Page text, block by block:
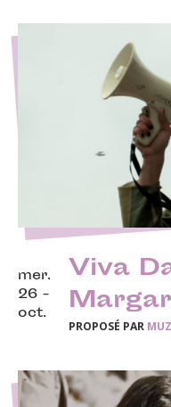
mer.
26 -
oct.
Viva
PROPOSÉ PAR